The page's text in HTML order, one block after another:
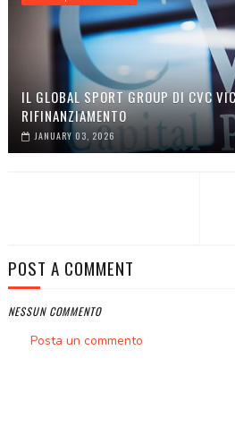
IL GLOBAL SPORT GROUP DI CVC
RIFINANZIAMENTO
JANUARY 03, 2026
POST A COMMENT
NESSUN COMMENTO
Posta un commento